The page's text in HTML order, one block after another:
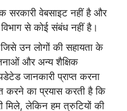
सरकारी वेबसाइट नहीं है और
से कोई संबंध नहीं है।
उन लोगों की सहायता के
और अन्य शैक्षिक
जानकारी प्राप्त करना
करने का प्रयास करती है कि
लेकिन हम त्रुटियों की